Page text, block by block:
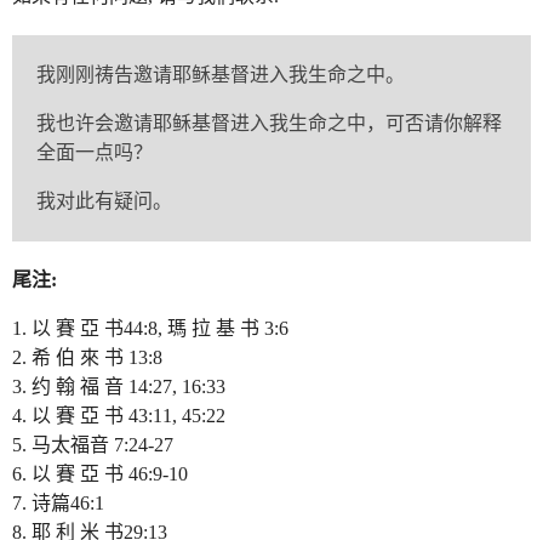
我刚刚祷告邀请耶稣基督进入我生命之中。
我也许会邀请耶稣基督进入我生命之中，可否请你解释
全面一点吗？
我对此有疑问。
尾注:
以 賽 亞 书44:8, 瑪 拉 基 书 3:6
希 伯 來 书 13:8
约 翰 福 音 14:27, 16:33
以 賽 亞 书 43:11, 45:22
马太福音 7:24-27
以 賽 亞 书 46:9-10
诗篇46:1
耶 利 米 书29:13